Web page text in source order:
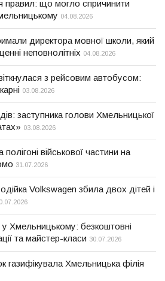
правил: що могло спричинити
04.08.2026
директора мовної школи, який
неповнолітніх 04.08.2026
з рейсовим автобусом:
03.08.2026
заступника голови Хмельницької
03.08.2026
військової частини на
31.07.2026
Volkswagen збила двох дітей і
у Хмельницькому: безкоштовні
та майстер-класи 30.07.2026
газифікувала Хмельницька філія